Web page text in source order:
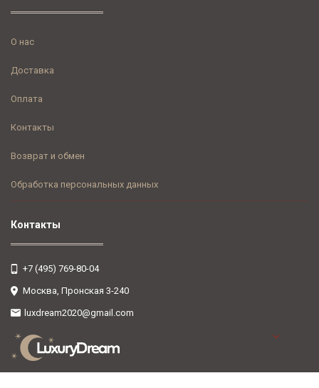
Контакты
+7 (495) 769-80-04
Москва, Пронская 3-240
luxdream2020@gmail.com
О нас
Доставка
Оплата
Контакты
Возврат и обмен
Обработка персональных данных